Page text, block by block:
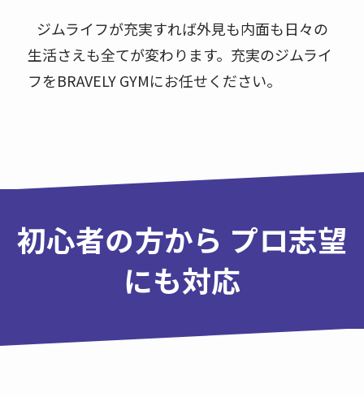
ジムライフが充実すれば外見も内面も日々の
生活さえも全てが変わります。充実のジムライ
フをBRAVELY GYMにお任せください。
初心者の方から プロ志望
にも対応